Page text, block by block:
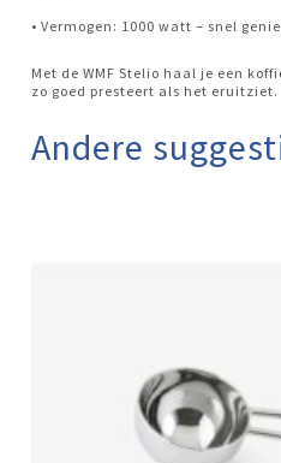
• Vermogen: 1000 watt – snel
Met de WMF Stelio haal je een
zo goed presteert als het eruitziet.
Andere